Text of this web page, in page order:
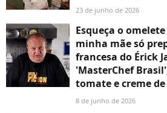
23 de junho de 2026
Esqueça o
minha mãe só
francesa do Érick
'MasterChef
tomate e creme
8 de junho de 2026